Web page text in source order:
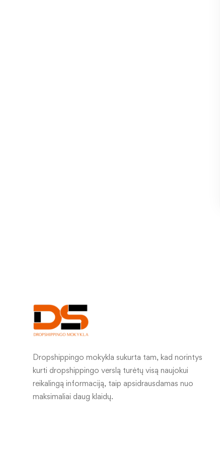
Dropshippingo mokykla sukurta tam, kad norintys
kurti dropshippingo verslą turėtų visą naujokui
reikalingą informaciją, taip apsidrausdamas nuo
maksimaliai daug klaidų.